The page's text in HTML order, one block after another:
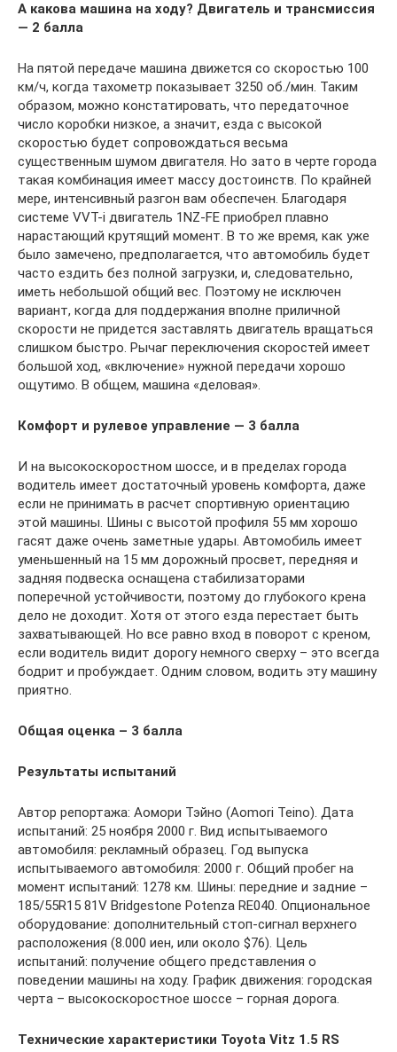
А какова машина на ходу? Двигатель и трансмиссия
— 2 балла
На пятой передаче машина движется со скоростью 100
км/ч, когда тахометр показывает 3250 об./мин. Таким
образом, можно констатировать, что передаточное
число коробки низкое, а значит, езда с высокой
скоростью будет сопровождаться весьма
существенным шумом двигателя. Но зато в черте города
такая комбинация имеет массу достоинств. По крайней
мере, интенсивный разгон вам обеспечен. Благодаря
системе VVT-i двигатель 1NZ-FE приобрел плавно
нарастающий крутящий момент. В то же время, как уже
было замечено, предполагается, что автомобиль будет
часто ездить без полной загрузки, и, следовательно,
иметь небольшой общий вес. Поэтому не исключен
вариант, когда для поддержания вполне приличной
скорости не придется заставлять двигатель вращаться
слишком быстро. Рычаг переключения скоростей имеет
большой ход, «включение» нужной передачи хорошо
ощутимо. В общем, машина «деловая».
Комфорт и рулевое управление — 3 балла
И на высокоскоростном шоссе, и в пределах города
водитель имеет достаточный уровень комфорта, даже
если не принимать в расчет спортивную ориентацию
этой машины. Шины с высотой профиля 55 мм хорошо
гасят даже очень заметные удары. Автомобиль имеет
уменьшенный на 15 мм дорожный просвет, передняя и
задняя подвеска оснащена стабилизаторами
поперечной устойчивости, поэтому до глубокого крена
дело не доходит. Хотя от этого езда перестает быть
захватывающей. Но все равно вход в поворот с креном,
если водитель видит дорогу немного сверху – это всегда
бодрит и пробуждает. Одним словом, водить эту машину
приятно.
Общая оценка – 3 балла
Результаты испытаний
Автор репортажа: Аомори Тэйно (Aomori Teino). Дата
испытаний: 25 ноября 2000 г. Вид испытываемого
автомобиля: рекламный образец. Год выпуска
испытываемого автомобиля: 2000 г. Общий пробег на
момент испытаний: 1278 км. Шины: передние и задние –
185/55R15 81V Bridgestone Potenza RE040. Опциональное
оборудование: дополнительный стоп-сигнал верхнего
расположения (8.000 иен, или около $76). Цель
испытаний: получение общего представления о
поведении машины на ходу. График движения: городская
черта – высокоскоростное шоссе – горная дорога.
Технические характеристики Toyota Vitz 1.5 RS